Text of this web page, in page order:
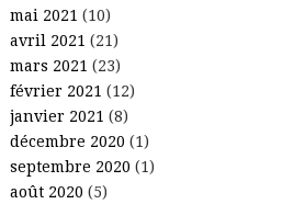
mai 2021 (10)
avril 2021 (21)
mars 2021 (23)
février 2021 (12)
janvier 2021 (8)
décembre 2020 (1)
septembre 2020 (1)
août 2020 (5)